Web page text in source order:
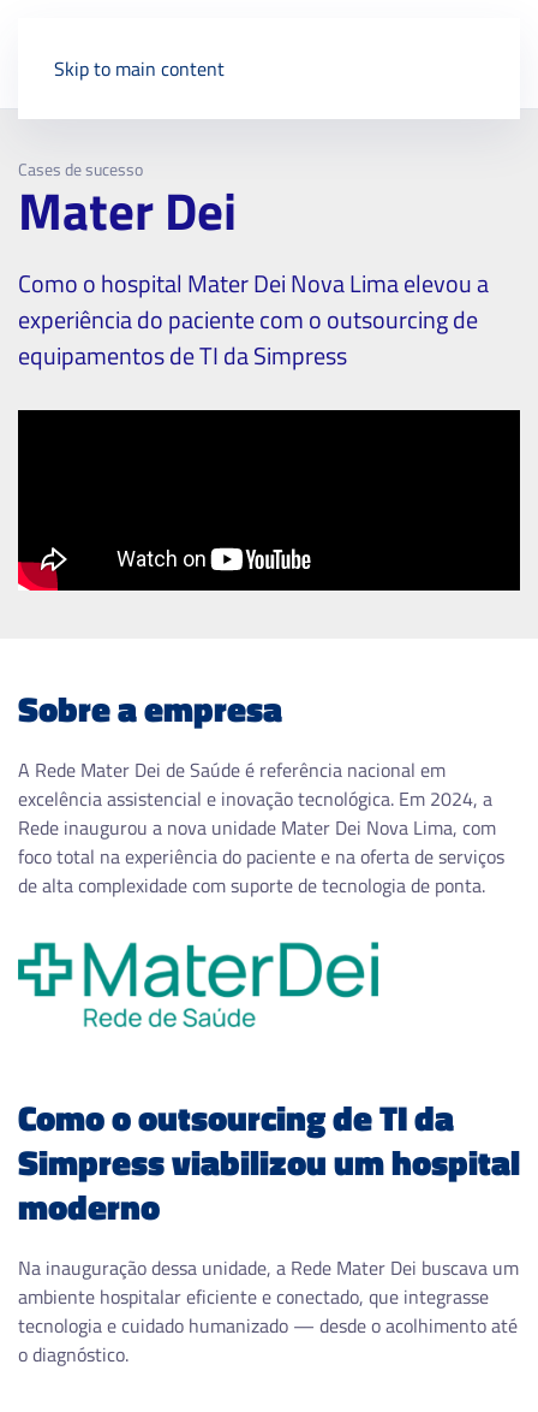
Skip to main content
Cases de sucesso
Mater Dei
Como o hospital Mater Dei Nova Lima elevou a
experiência do paciente com o outsourcing de
equipamentos de TI da Simpress
Sobre a empresa
A Rede Mater Dei de Saúde é referência nacional em
excelência assistencial e inovação tecnológica. Em 2024, a
Rede inaugurou a nova unidade Mater Dei Nova Lima, com
foco total na experiência do paciente e na oferta de serviços
de alta complexidade com suporte de tecnologia de ponta.
Como o outsourcing de TI da
Simpress viabilizou um hospital
moderno
Na inauguração dessa unidade, a Rede Mater Dei buscava um
ambiente hospitalar eficiente e conectado, que integrasse
tecnologia e cuidado humanizado — desde o acolhimento até
o diagnóstico.